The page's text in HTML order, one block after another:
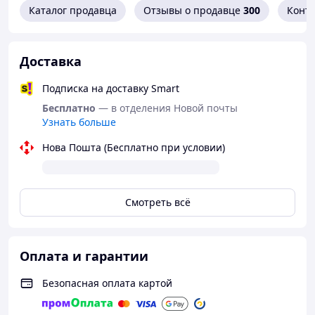
Каталог продавца Отзывы о продавце 300
Доставка
Подписка на доставку Smart
Бесплатно — в отделения Новой почты
Узнать больше
Нова Пошта (Бесплатно при условии)
Смотреть всё
Оплата и гарантии
Безопасная оплата картой